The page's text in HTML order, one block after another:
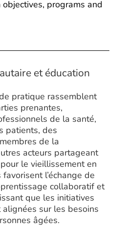
programs and
et éducation
pratique rassemblent
prenantes,
de la santé,
patients, des
de la
acteurs partageant
le vieillissement en
l’échange de
collaboratif et
que les initiatives
sur les besoins
âgées.